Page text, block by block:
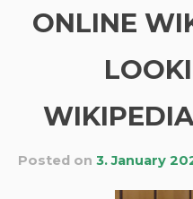
ONLINE
Posted on 3. January